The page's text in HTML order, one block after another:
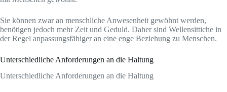
Sie können zwar an menschliche Anwesenheit gewöhnt werden,
benötigen jedoch mehr Zeit und Geduld. Daher sind Wellensittiche in
der Regel anpassungsfähiger an eine enge Beziehung zu Menschen.
Unterschiedliche Anforderungen an die Haltung
Unterschiedliche Anforderungen an die Haltung